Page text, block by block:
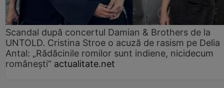
Scandal după concertul Damian & Brothers de la
UNTOLD. Cristina Stroe o acuză de rasism pe Delia
Antal: „Rădăcinile romilor sunt indiene, nicidecum
românești” actualitate.net